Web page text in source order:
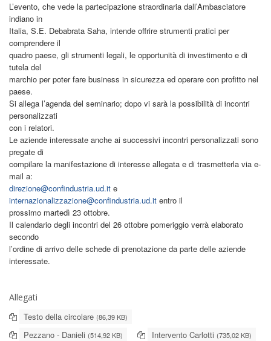
L’evento, che vede la partecipazione straordinaria dall’Ambasciatore
indiano in
Italia, S.E. Debabrata Saha, intende offrire strumenti pratici per
comprendere il
quadro paese, gli strumenti legali, le opportunità di investimento e di
tutela del
marchio per poter fare business in sicurezza ed operare con profitto nel
paese.
Si allega l’agenda del seminario; dopo vi sarà la possibilità di incontri
personalizzati
con i relatori.
Le aziende interessate anche ai successivi incontri personalizzati sono
pregate di
compilare la manifestazione di interesse allegata e di trasmetterla via e-
mail a:
direzione@confindustria.ud.it e
internazionalizzazione@confindustria.ud.it entro il
prossimo martedì 23 ottobre.
Il calendario degli incontri del 26 ottobre pomeriggio verrà elaborato
secondo
l’ordine di arrivo delle schede di prenotazione da parte delle aziende
interessate.
Allegati
Testo della circolare (86,39 KB)
Pezzano - Danieli (514,92 KB) Intervento Carlotti (735,02 KB)